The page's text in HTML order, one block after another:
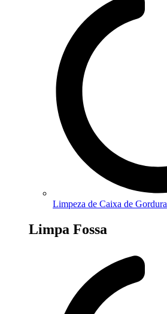
Limpeza de Caixa de Gordura
Limpa Fossa